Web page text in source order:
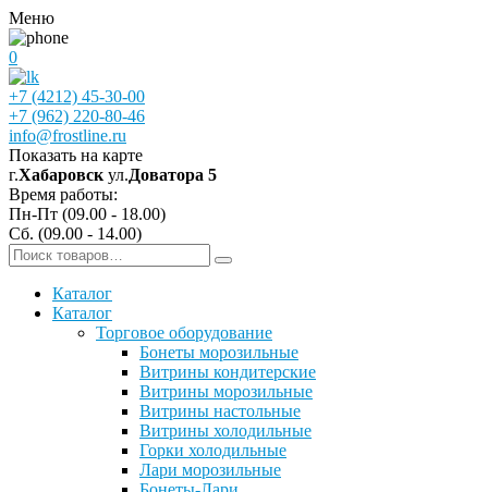
Меню
0
+7 (4212) 45-30-00
+7 (962) 220-80-46
info@frostline.ru
Показать на карте
г.Хабаровск ул.Доватора 5
Время работы:
Пн-Пт (09.00 - 18.00)
Сб. (09.00 - 14.00)
Каталог
Каталог
Торговое оборудование
Бонеты морозильные
Витрины кондитерские
Витрины морозильные
Витрины настольные
Витрины холодильные
Горки холодильные
Лари морозильные